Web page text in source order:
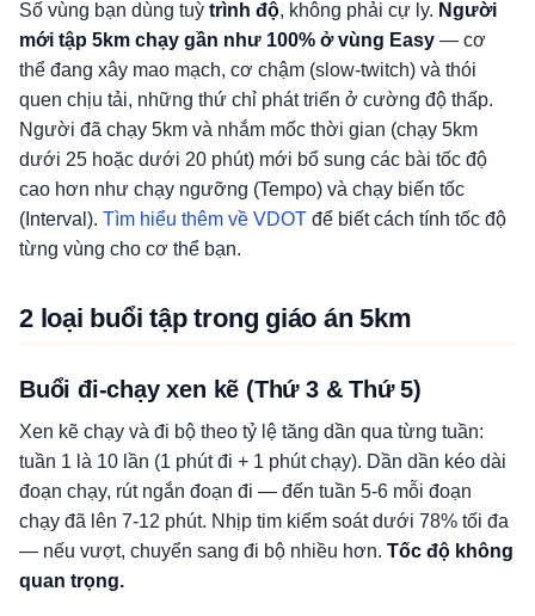
Số vùng bạn dùng tuỳ trình độ, không phải cự ly. Người
mới tập 5km chạy gần như 100% ở vùng Easy — cơ
thể đang xây mao mạch, cơ chậm (slow-twitch) và thói
quen chịu tải, những thứ chỉ phát triển ở cường độ thấp.
Người đã chạy 5km và nhắm mốc thời gian (chạy 5km
dưới 25 hoặc dưới 20 phút) mới bổ sung các bài tốc độ
cao hơn như chạy ngưỡng (Tempo) và chạy biến tốc
(Interval). Tìm hiểu thêm về VDOT để biết cách tính tốc độ
từng vùng cho cơ thể bạn.
2 loại buổi tập trong giáo án 5km
Buổi đi-chạy xen kẽ (Thứ 3 & Thứ 5)
Xen kẽ chạy và đi bộ theo tỷ lệ tăng dần qua từng tuần:
tuần 1 là 10 lần (1 phút đi + 1 phút chạy). Dần dần kéo dài
đoạn chạy, rút ngắn đoạn đi — đến tuần 5-6 mỗi đoạn
chạy đã lên 7-12 phút. Nhịp tim kiểm soát dưới 78% tối đa
— nếu vượt, chuyển sang đi bộ nhiều hơn. Tốc độ không
quan trọng.